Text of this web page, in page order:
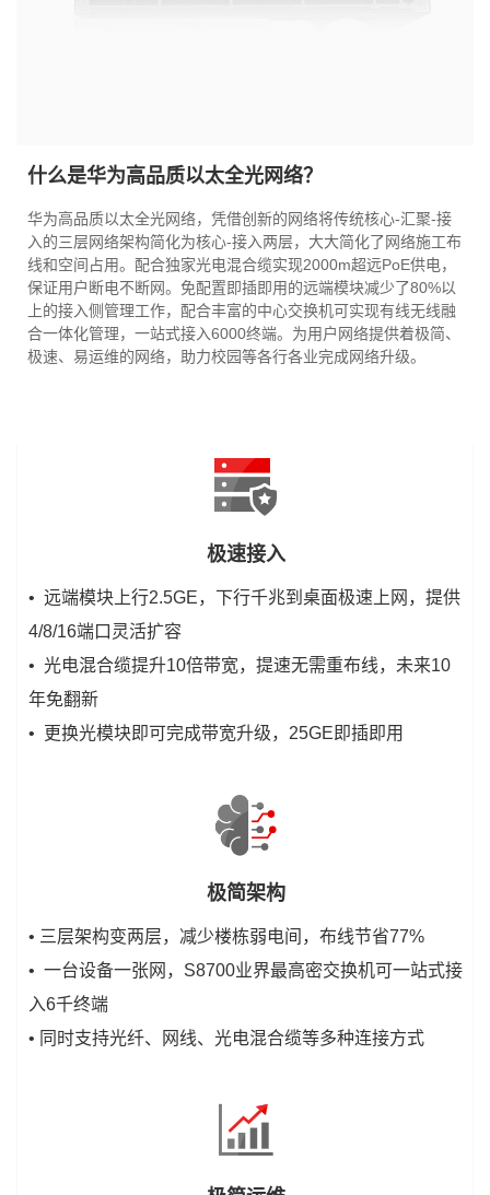
什么是华为高品质以太全光网络？
华为高品质以太全光网络，凭借创新的网络将传统核心-汇聚-接
入的三层网络架构简化为核心-接入两层，大大简化了网络施工布
线和空间占用。配合独家光电混合缆实现2000m超远PoE供电，
保证用户断电不断网。免配置即插即用的远端模块减少了80%以
上的接入侧管理工作，配合丰富的中心交换机可实现有线无线融
合一体化管理，一站式接入6000终端。为用户网络提供着极简、
极速、易运维的网络，助力校园等各行各业完成网络升级。
极速接入
• 远端模块上行2.5GE，下行千兆到桌面极速上网，提供
4/8/16端口灵活扩容
• 光电混合缆提升10倍带宽，提速无需重布线，未来10
年免翻新
• 更换光模块即可完成带宽升级，25GE即插即用
极简架构
• 三层架构变两层，减少楼栋弱电间，布线节省77%
• 一台设备一张网，S8700业界最高密交换机可一站式接
入6千终端
• 同时支持光纤、网线、光电混合缆等多种连接方式